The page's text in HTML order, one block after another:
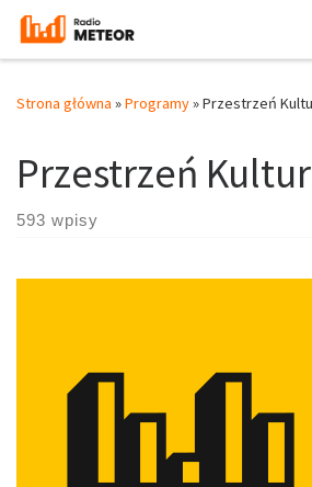
Przejdź do treści
Strona główna »Programy»Przestrzeń
Przestrzeń
593 wpisy